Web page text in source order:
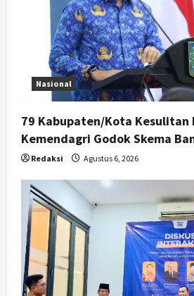
Nasional
79 Kabupaten/Kota Kesulitan
Kemendagri Godok Skema
Redaksi Agustus 6, 2026